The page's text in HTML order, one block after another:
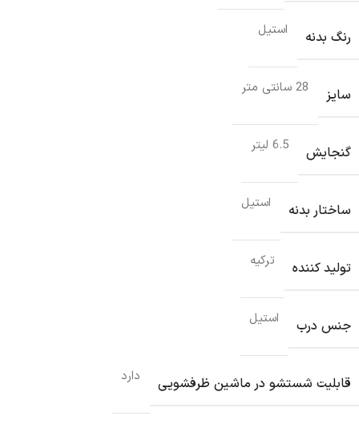
رنگ بدنه استیل
سایز 28 سانتی متر
گنجایش 6.5 لیتر
ساختار بدنه استیل
تولید کننده ترکیه
جنس درب استیل
قابلیت شستشو در ماشین ظرفشویی دارد